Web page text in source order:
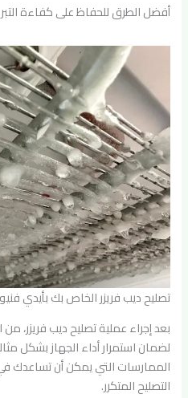
أفضل الطرق للحفاظ على كفاءة
تصليح ديب فريزر الخاص بك بأيدي
بعد إجراء عملية تصليح ديب فريزر،
لضمان استمرار أداء الجهاز بشكل
الممارسات التي يمكن أن تساعدك
التصليح المتكرر.